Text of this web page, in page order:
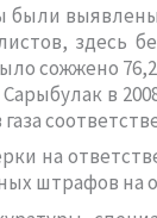
были
здесь
сожжено
в
на
штрафов на